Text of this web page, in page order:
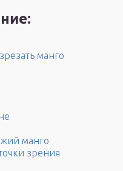
манго
манго
зрения